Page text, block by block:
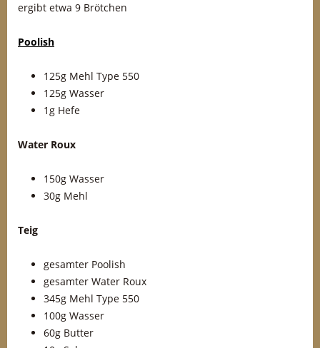
ergibt etwa 9 Brötchen
Poolish
125g Mehl Type 550
125g Wasser
1g Hefe
Water Roux
150g Wasser
30g Mehl
Teig
gesamter Poolish
gesamter Water Roux
345g Mehl Type 550
100g Wasser
60g Butter